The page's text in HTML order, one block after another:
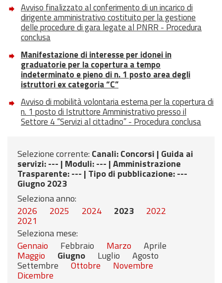
Avviso finalizzato al conferimento di un incarico di
dirigente amministrativo costituito per la gestione
delle procedure di gara legate al PNRR - Procedura
conclusa
Manifestazione di interesse per idonei in
graduatorie per la copertura a tempo
indeterminato e pieno di n. 1 posto area degli
istruttori ex categoria “C”
Avviso di mobilità volontaria esterna per la copertura di
n. 1 posto di Istruttore Amministrativo presso il
Settore 4 “Servizi al cittadino” - Procedura conclusa
Selezione corrente: Canali: Concorsi | Guida ai
servizi: --- | Moduli: --- |Amministrazione
Trasparente: --- | Tipo di pubblicazione: ---
Giugno 2023
Seleziona anno:
2026
2025 2024 2023 2022
2021
Seleziona mese:
Gennaio
Febbraio Marzo Aprile
Maggio Giugno Luglio Agosto
Settembre Ottobre Novembre
Dicembre